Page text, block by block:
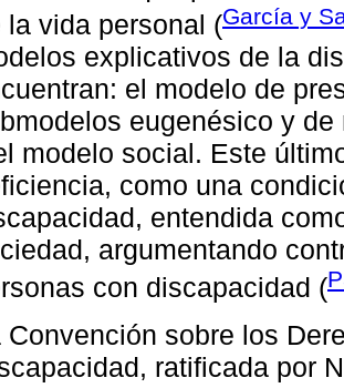
la vida personal (García y
explicativos de la
el modelo de
eugenésico y
modelo social. Este
como una
entendida
argumentando
con discapacidad (
Convención sobre los
ratificada por